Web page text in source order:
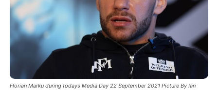
Florian Marku during todays Media Day 22 September 2021 Picture By Ian